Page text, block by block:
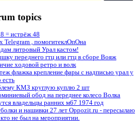
topics
= истрёж 48
Telegram , помогитеклОпОна
литровый Урал кастом!
переднего гтц или гтц в сборе Вояж
ходовой ретро и волк
флажка крепление фары с надписью урал у
есть
КМЗ круглую куплю 2 шт
обод на переднее колесо Волка
владельцы ранних м67 1974 год
и нашивки 27 лет Oppozit.ru - пересылаю
не был на мероприятии.